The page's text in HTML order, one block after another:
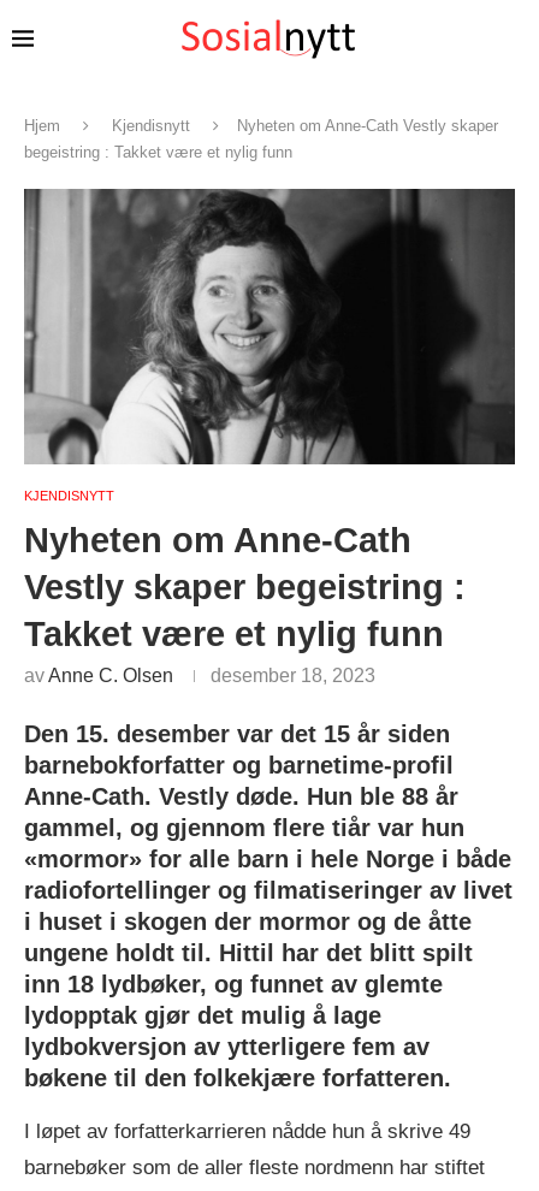
Hjem Kjendisnytt
Nyheten om Anne-Cath Vestly skaper
begeistring : Takket være et nylig funn
KJENDISNYTT
Nyheten om Anne-Cath
Vestly skaper begeistring :
Takket være et nylig funn
avAnne C. Olsen desember 18, 2023
Den 15. desember var det 15 år siden
barnebokforfatter og barnetime-profil
Anne-Cath. Vestly døde. Hun ble 88 år
gammel, og gjennom flere tiår var hun
«mormor» for alle barn i hele Norge i både
radiofortellinger og filmatiseringer av livet
i huset i skogen der mormor og de åtte
ungene holdt til. Hittil har det blitt spilt
inn 18 lydbøker, og funnet av glemte
lydopptak gjør det mulig å lage
lydbokversjon av ytterligere fem av
bøkene til den folkekjære forfatteren.
I løpet av forfatterkarrieren nådde hun å skrive 49
barnebøker som de aller fleste nordmenn har stiftet